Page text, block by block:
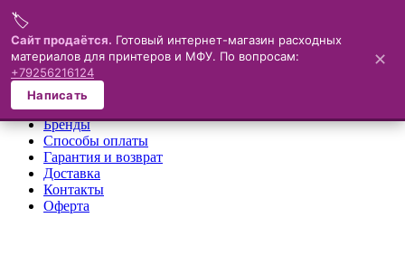
Меню
×
О компании
Каталог
Бренды
Способы оплаты
Гарантия и возврат
Доставка
Контакты
Оферта
🏷️
Сайт продаётся. Готовый интернет-магазин расходных
материалов для принтеров и МФУ. По вопросам:
+79256216124
Написать
✕